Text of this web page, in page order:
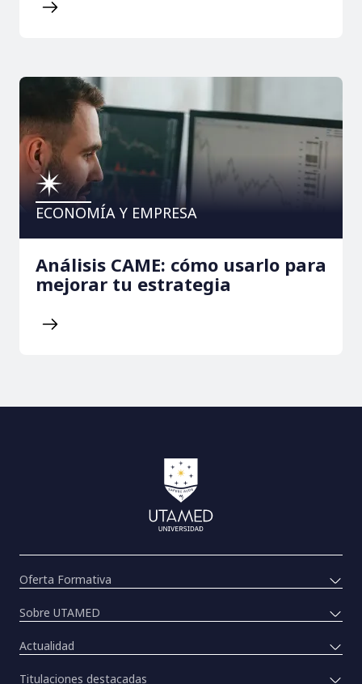
ECONOMÍA Y EMPRESA
Análisis CAME: cómo usarlo para
mejorar tu estrategia
Oferta Formativa
Sobre UTAMED
Actualidad
Titulaciones destacadas